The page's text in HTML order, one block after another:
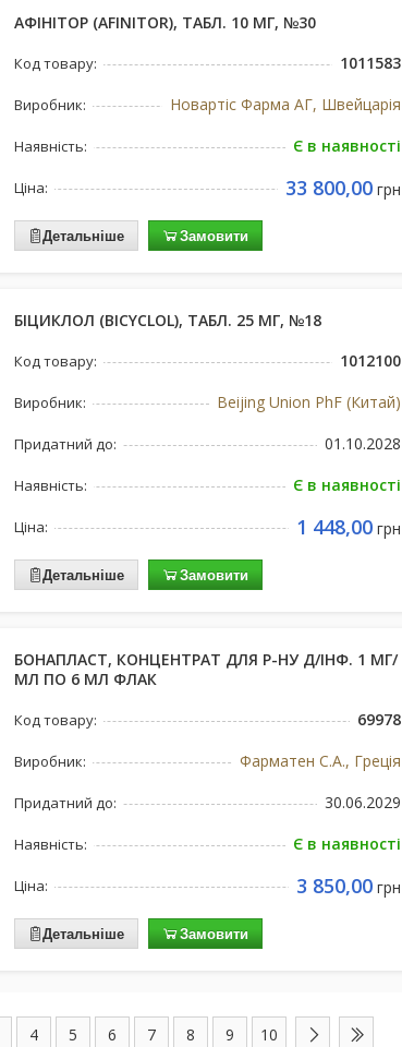
АФІНІТОР (AFINITOR), ТАБЛ. 10 МГ, №30
Код товару: 1011583
Виробник: Новартіс Фарма АГ, Швейцарія
Наявність: Є в наявності
Ціна: 33 800,00грн
Детальніше Замовити
БІЦИКЛОЛ (BICYCLOL), ТАБЛ. 25 МГ, №18
Код товару: 1012100
Виробник: Beijing Union PhF (Китай)
Придатний до: 01.10.2028
Наявність: Є в наявності
Ціна: 1 448,00грн
Детальніше Замовити
БОНАПЛАСТ, КОНЦЕНТРАТ ДЛЯ Р-НУ Д/ІНФ. 1 МГ/
МЛ ПО 6 МЛ ФЛАК
Код товару: 69978
Виробник: Фарматен С.А., Греція
Придатний до: 30.06.2029
Наявність: Є в наявності
Ціна: 3 850,00грн
Детальніше Замовити
4 5 6 7 8 9 10